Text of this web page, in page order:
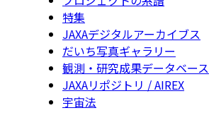
特集
JAXAデジタルアーカイブス
だいち写真ギャラリー
観測・研究成果データベース
JAXAリポジトリ / AIREX
宇宙法